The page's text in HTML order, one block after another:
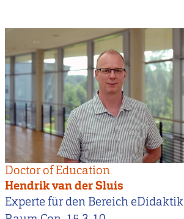
Doctor of Education
Hendrik van der Sluis
Experte für den Bereich eDidaktik